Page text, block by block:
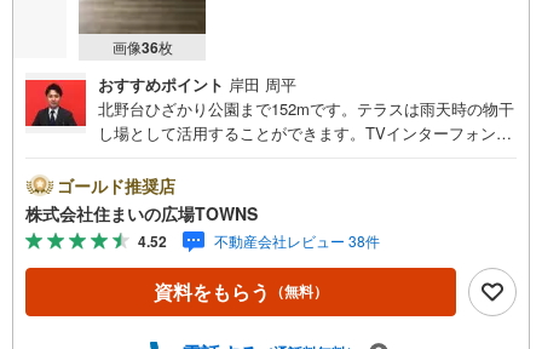
画像36枚
おすすめポイント 岸田 周平
北野台ひざかり公園まで152mです。テラスは雨天時の物干
し場として活用することができます。TVインターフォン付
なので、お料理を楽しめます。整備された歩道が続いてい
ます。市街地に近いので、落ち着いた住環境の中で、ショ
ッピングも楽しむことが出来ます。106.93平米の建物面積
でゆったりと暮らすことができる物件です。
ゴールド推奨店
株式会社住まいの広場TOWNS
4.52 不動産会社レビュー 38件
資料をもらう （無料）